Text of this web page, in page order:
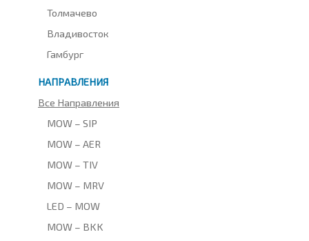
Толмачево
Владивосток
Гамбург
НАПРАВЛЕНИЯ
Все Направления
MOW – SIP
MOW – AER
MOW – TIV
MOW – MRV
LED – MOW
MOW – BKK